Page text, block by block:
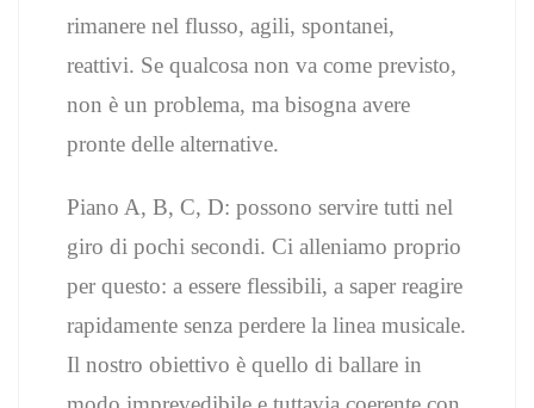
rimanere nel flusso, agili, spontanei,
reattivi. Se qualcosa non va come previsto,
non è un problema, ma bisogna avere
pronte delle alternative.
Piano A, B, C, D: possono servire tutti nel
giro di pochi secondi. Ci alleniamo proprio
per questo: a essere flessibili, a saper reagire
rapidamente senza perdere la linea musicale.
Il nostro obiettivo è quello di ballare in